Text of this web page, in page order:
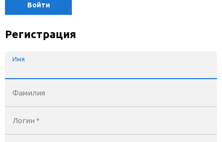
Войти
Регистрация
Имя
Фамилия
Логин *